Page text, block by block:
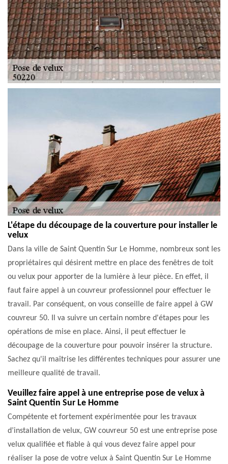
L'étape du découpage de la couverture pour installer le
velux
Dans la ville de Saint Quentin Sur Le Homme, nombreux sont les
propriétaires qui désirent mettre en place des fenêtres de toit
ou velux pour apporter de la lumière à leur pièce. En effet, il
faut faire appel à un couvreur professionnel pour effectuer le
travail. Par conséquent, on vous conseille de faire appel à GW
couvreur 50. Il va suivre un certain nombre d'étapes pour les
opérations de mise en place. Ainsi, il peut effectuer le
découpage de la couverture pour pouvoir insérer la structure.
Sachez qu'il maîtrise les différentes techniques pour assurer une
meilleure qualité de travail.
Veuillez faire appel à une entreprise pose de velux à
Saint Quentin Sur Le Homme
Compétente et fortement expérimentée pour les travaux
d’installation de velux, GW couvreur 50 est une entreprise pose
velux qualifiée et fiable à qui vous devez faire appel pour
réaliser la pose de votre velux à Saint Quentin Sur Le Homme